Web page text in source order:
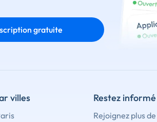
gratuite
villes Restez informé
Rejoignez plus